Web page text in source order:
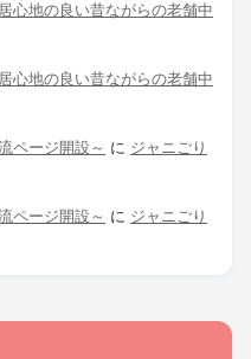
心地の良い昔ながらの老舗中
心地の良い昔ながらの老舗中
ページ開設～ に ジャニごり
ページ開設～ に ジャニごり